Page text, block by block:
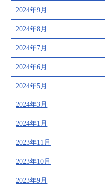
2024年9月
2024年8月
2024年7月
2024年6月
2024年5月
2024年3月
2024年1月
2023年11月
2023年10月
2023年9月